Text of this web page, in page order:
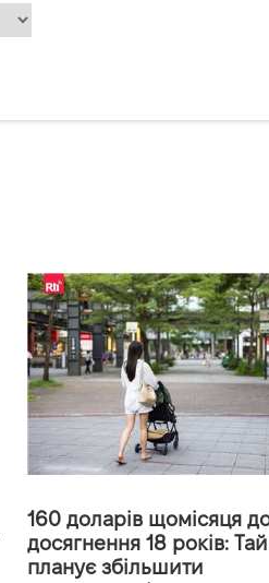
160 доларів щомісяця
досягнення 18 років:
планує збільшити